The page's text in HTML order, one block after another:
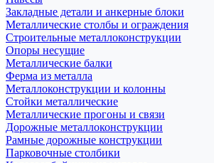
Закладные детали и анкерные блоки
Металлические столбы и ограждения
Строительные металлоконструкции
Опоры несущие
Металлические балки
Ферма из металла
Металлоконструкции и колонны
Стойки металлические
Металлические прогоны и связи
Дорожные металлоконструкции
Рамные дорожные конструкции
Парковочные столбики